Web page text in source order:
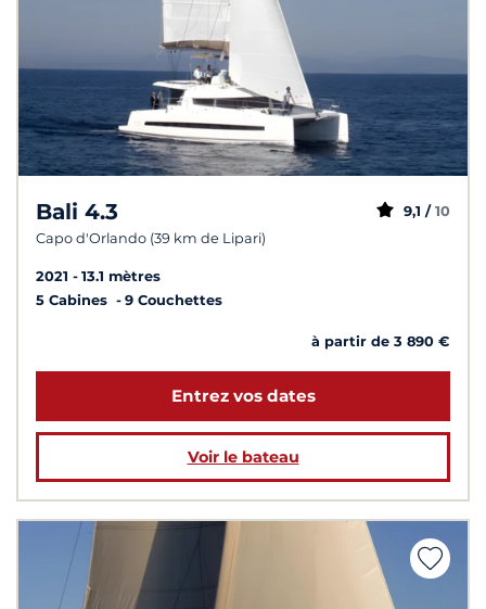
Bali 4.3
Capo d'Orlando (39 km de Lipari)
9,1 / 10
2021
13.1 mètres
5 Cabines
9 Couchettes
à partir de 3 890 €
Entrez vos dates
Voir le bateau